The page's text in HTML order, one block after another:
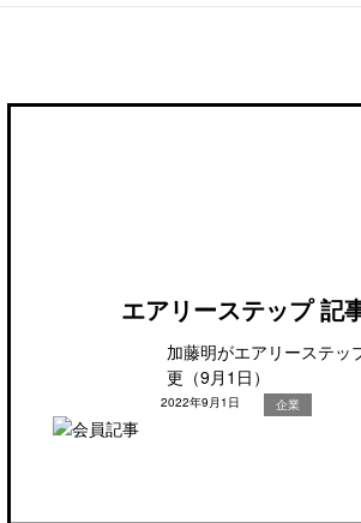
エアリーステップ 記
加藤明がエアリーステッ
更（9月1日）
2022年9月1日 企業